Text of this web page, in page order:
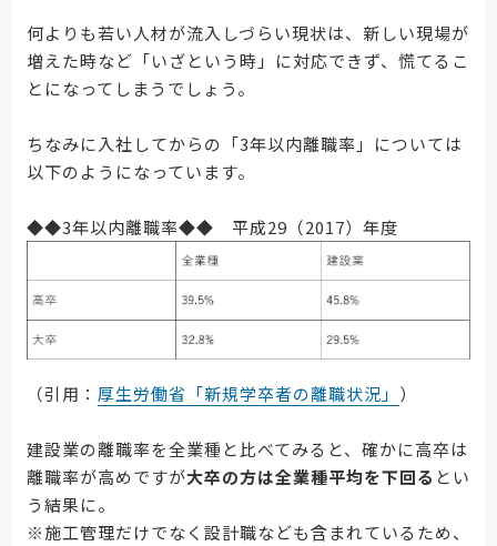
何よりも若い人材が流入しづらい現状は、新しい現場が
増えた時など「いざという時」に対応できず、慌てるこ
とになってしまうでしょう。
ちなみに入社してからの「3年以内離職率」については
以下のようになっています。
◆◆3年以内離職率◆◆ 平成29（2017）年度
（引用： 厚生労働省「新規学卒者の離職状況」 ）
建設業の離職率を全業種と比べてみると、確かに高卒は
離職率が高めですが大卒の方は全業種平均を下回る とい
う結果に。
※施工管理だけでなく設計職なども含まれているため、